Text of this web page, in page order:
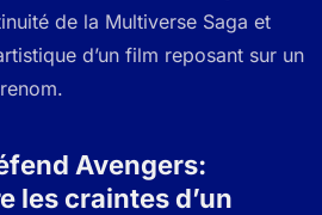
de la Multiverse Saga et
d’un film reposant sur un
Avengers:
les craintes d’un